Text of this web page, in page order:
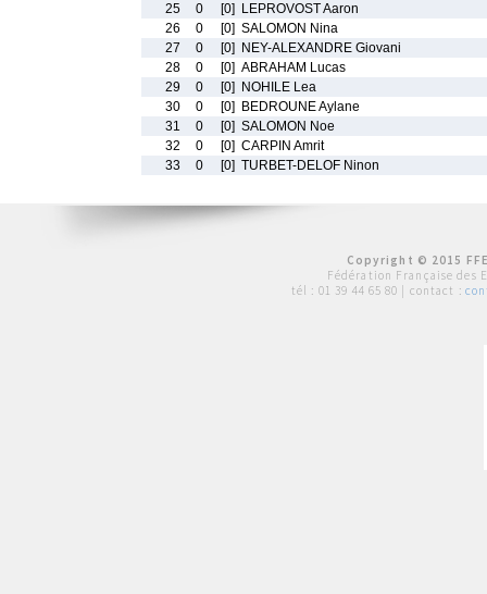
25
0 [0]
LEPROVOST Aaron
26
0 [0] SALOMON Nina
27
0 [0]
NEY-ALEXANDRE Giovani
28
0 [0] ABRAHAM Lucas
29
0 [0]
NOHILE Lea
30
0 [0]
BEDROUNE Aylane
31
0 [0] SALOMON Noe
32
0 [0] CARPIN Amrit
33
0 [0] TURBET-DELOF Ninon
Copyright © 2015
Fédération Française des
tél : 01 39 44 65 80 | contact :